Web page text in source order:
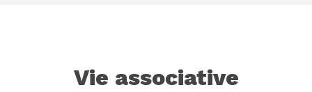
Vie associative